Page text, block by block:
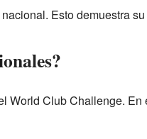
Esto demuestra
Club Challenge.